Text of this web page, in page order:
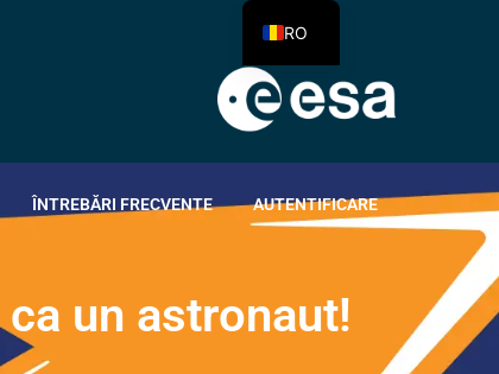
ÎNTREBĂRI FRECVENTE AUTENTIFICARE
ca un astronaut!
RO